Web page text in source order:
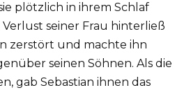
plötzlich in ihrem Schlaf
seiner Frau hinterließ
zerstört und machte ihn
seinen Söhnen. Als die
gab Sebastian ihnen das